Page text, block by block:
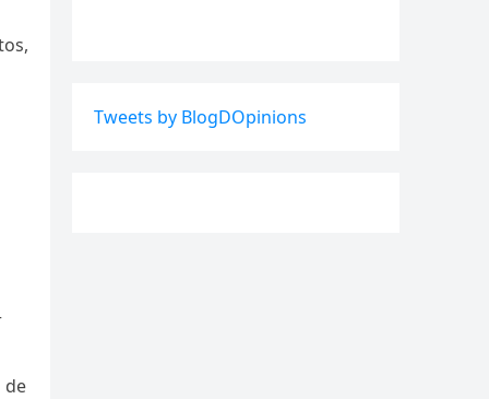
de
Tweets by BlogDOpinions